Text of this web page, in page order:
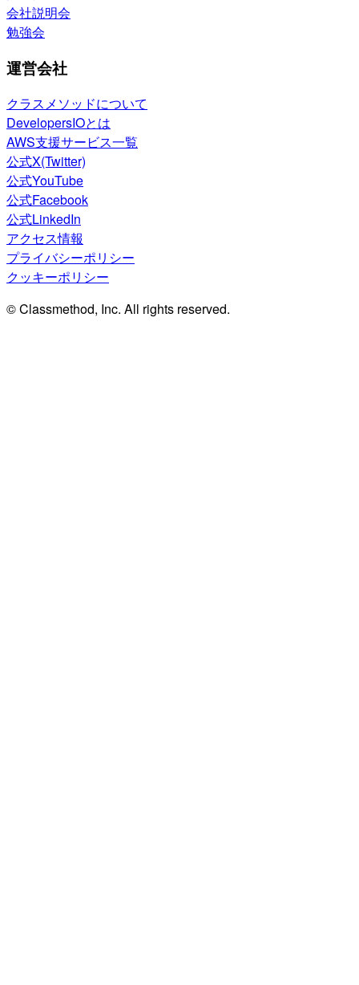
会社説明会
勉強会
運営会社
クラスメソッドについて
DevelopersIOとは
AWS支援サービス一覧
公式X(Twitter)
公式YouTube
公式Facebook
公式LinkedIn
アクセス情報
プライバシーポリシー
クッキーポリシー
© Classmethod, Inc. All rights reserved.